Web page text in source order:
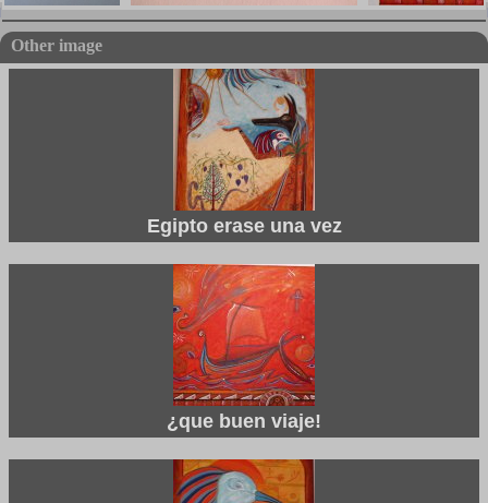
Other image
Egipto erase una vez
¿que buen viaje!